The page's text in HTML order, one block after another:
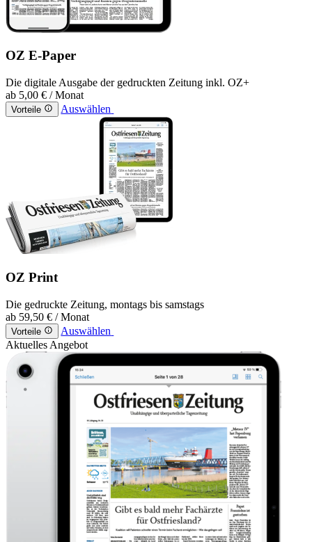
OZ E-Paper
Die digitale Ausgabe der gedruckten Zeitung inkl. OZ+
ab 5,00 € / Monat
Vorteile Auswählen
OZ Print
Die gedruckte Zeitung, montags bis samstags
ab 59,50 € / Monat
Vorteile
Auswählen
Aktuelles Angebot